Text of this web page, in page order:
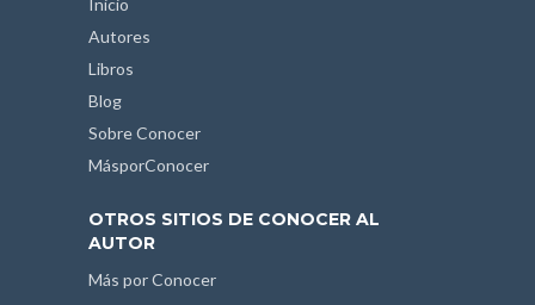
Inicio
Autores
Libros
Blog
Sobre Conocer
MásporConocer
OTROS SITIOS DE CONOCER AL
AUTOR
Más por Conocer